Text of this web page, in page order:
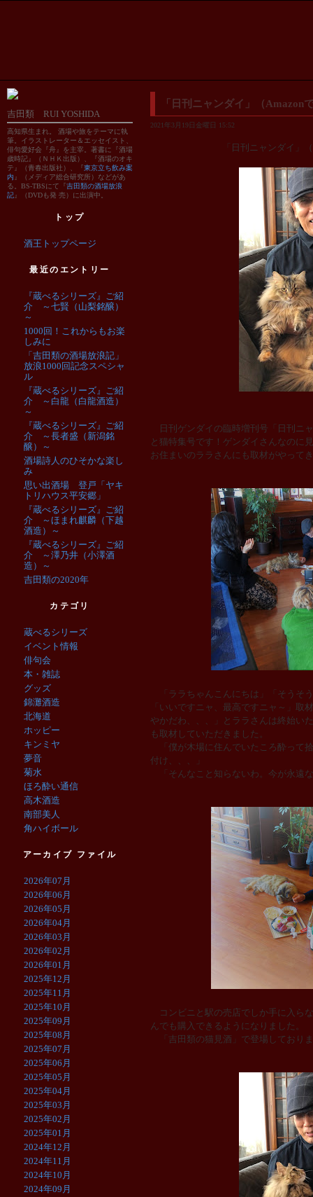
「日刊ニャンダイ」（Amazon
2021年3月19日金曜日 15:52
「日刊ニャンダイ」
日刊ゲンダイの臨時増刊号「日刊ニ
と猫特集号です！ゲンダイさんなのに
お住まいのララさんにも取材がやって
「ララちゃんこんにちは」「そうそ
「いいですニャ、最高ですニャ～」取
やかだわ、、、」とララさんは終始い
も取材していただきました。
「僕が木場に住んでいたころ酔って
付け、、、」
「そんなこと知らないわ。今が永遠
コンビニと駅の売店でしか手に入ら
んでも購入できるようになりました。
「吉田類の猫見酒」で登場しており
吉田類 RUI YOSHIDA
高知県生まれ。 酒場や旅をテーマに執
筆。イラストレーター＆エッセイスト、
俳句愛好会『舟』を主宰。著書に『酒場
歳時記』（ＮＨＫ出版）、『酒場のオキ
テ』（青春出版社）、『東京立ち飲み案
内 』（メディア総合研究所）などがあ
る。BS-TBSにて『吉田類の酒場放浪
記』（DVDも発 売）に出演中。
トップ
酒王トップページ
最近のエントリー
『蔵べるシリーズ』ご紹
介 ～七賢（山梨銘醸）
～
1000回！これからもお楽
しみに
「吉田類の酒場放浪記」
放浪1000回記念スペシャ
ル
『蔵べるシリーズ』ご紹
介 ～白龍（白龍酒造）
～
『蔵べるシリーズ』ご紹
介 ～長者盛（新潟銘
醸）～
酒場詩人のひそかな楽し
み
思い出酒場 登戸「ヤキ
トリハウス平安郷」
『蔵べるシリーズ』ご紹
介 ～ほまれ麒麟（下越
酒造）～
『蔵べるシリーズ』ご紹
介 ～澤乃井（小澤酒
造）～
吉田類の2020年
カテゴリ
蔵べるシリーズ
イベント情報
俳句会
本・雑誌
グッズ
錦灘酒造
北海道
ホッピー
キンミヤ
夢音
菊水
ほろ酔い通信
高木酒造
南部美人
角ハイボール
アーカイブ ファイル
2026年07月
2026年06月
2026年05月
2026年04月
2026年03月
2026年02月
2026年01月
2025年12月
2025年11月
2025年10月
2025年09月
2025年08月
2025年07月
2025年06月
2025年05月
2025年04月
2025年03月
2025年02月
2025年01月
2024年12月
2024年11月
2024年10月
2024年09月